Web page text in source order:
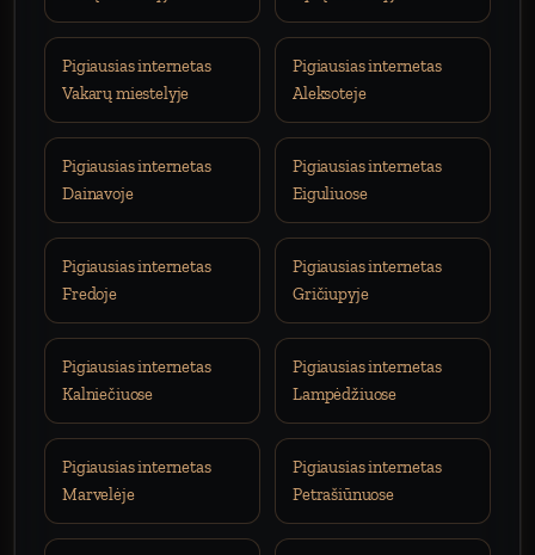
Pigiausias internetas
Vakarų miestelyje
Pigiausias internetas
Aleksoteje
Pigiausias internetas
Dainavoje
Pigiausias internetas
Eiguliuose
Pigiausias internetas
Fredoje
Pigiausias internetas
Gričiupyje
Pigiausias internetas
Kalniečiuose
Pigiausias internetas
Lampėdžiuose
Pigiausias internetas
Marvelėje
Pigiausias internetas
Petrašiūnuose